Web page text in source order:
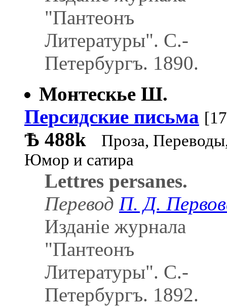
"Пантеонъ
Литературы". С.-
Петербургъ. 1890.
Монтескье Ш.
Персидские письма
Ѣ 488k
Проза,
Юмор и сатира
Lettres persanes.
Перевод П. Д.
Изданіе журнала
"Пантеонъ
Литературы". С.-
Петербургъ. 1892.